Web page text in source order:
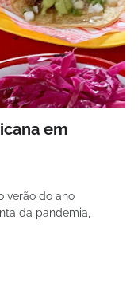
em
verão do ano
da pandemia,